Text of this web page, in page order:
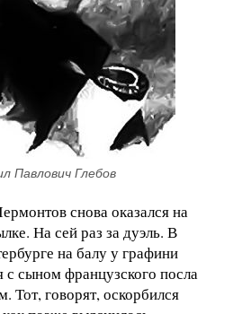
Павлович Глебов
снова оказался на
На сей раз за дуэль. В
на балу у графини
с сыном французского посла
Тот, говорят, оскорбился